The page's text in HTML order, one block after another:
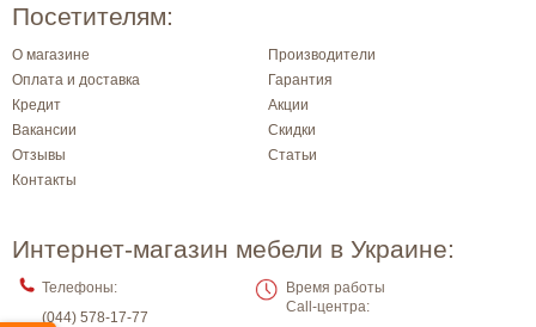
Посетителям:
О магазине
Производители
Оплата и доставка
Гарантия
Кредит
Акции
Вакансии
Скидки
Отзывы
Статьи
Контакты
Интернет-магазин мебели в Украине:
Телефоны:
(044) 578-17-77
Время работы
Call-центра: